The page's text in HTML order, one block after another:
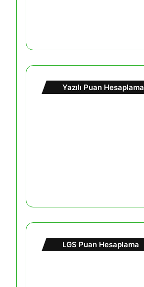
Yazılı Puan Hesaplama
LGS Puan Hesaplama